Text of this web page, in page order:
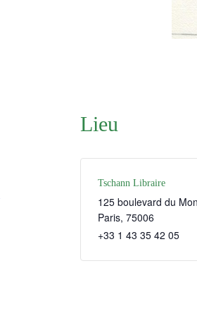
Lieu
Tschann Libraire
125 boulevard du
Paris, 75006
+33 1 43 35 42 05